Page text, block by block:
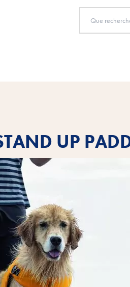
UP